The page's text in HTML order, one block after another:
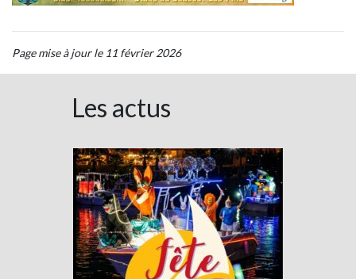
Page mise à jour le 11 février 2026
Les actus